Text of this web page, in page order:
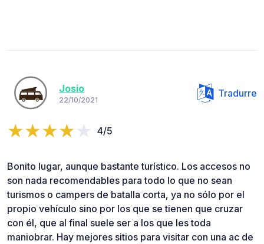
Josio
22/10/2021
Tradurre
4/5
Bonito lugar, aunque bastante turístico. Los accesos no
son nada recomendables para todo lo que no sean
turismos o campers de batalla corta, ya no sólo por el
propio vehículo sino por los que se tienen que cruzar
con él, que al final suele ser a los que les toda
maniobrar. Hay mejores sitios para visitar con una ac de